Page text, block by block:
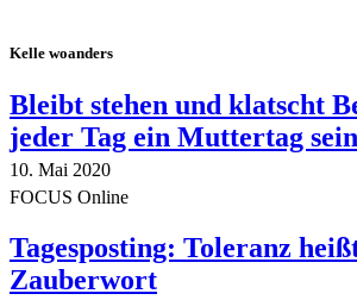
Kelle woanders
Bleibt stehen und klatscht
jeder Tag ein Muttertag
10. Mai 2020
FOCUS Online
Tagesposting: Toleranz
Zauberwort